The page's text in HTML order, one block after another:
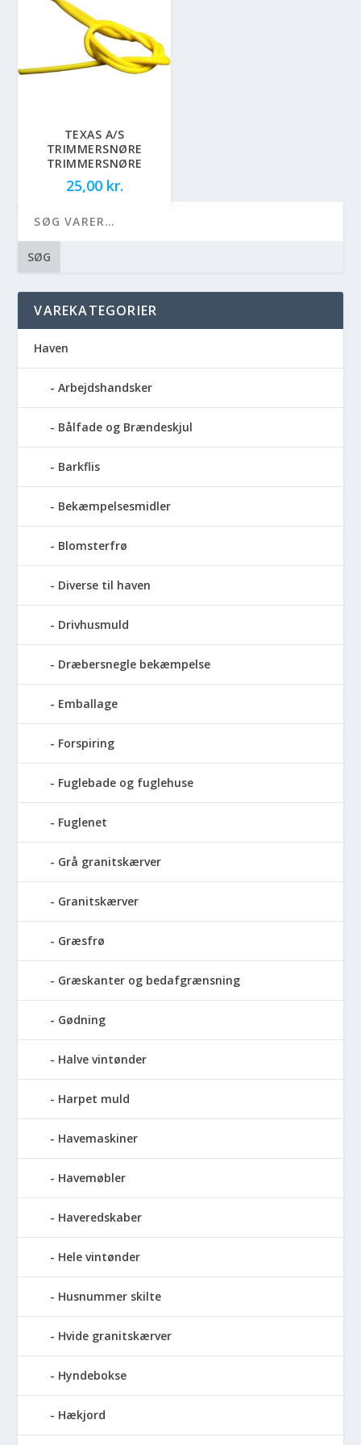
TEXAS A/S
TRIMMERSNØRE
TRIMMERSNØRE
25,00 kr.
SØG
VAREKATEGORIER
Haven
Arbejdshandsker
Bålfade og Brændeskjul
Barkflis
Bekæmpelsesmidler
Blomsterfrø
Diverse til haven
Drivhusmuld
Dræbersnegle bekæmpelse
Emballage
Forspiring
Fuglebade og fuglehuse
Fuglenet
Grå granitskærver
Granitskærver
Græsfrø
Græskanter og bedafgrænsning
Gødning
Halve vintønder
Harpet muld
Havemaskiner
Havemøbler
Haveredskaber
Hele vintønder
Husnummer skilte
Hvide granitskærver
Hyndebokse
Hækjord